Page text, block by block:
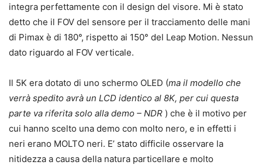
integra perfettamente con il design del visore. Mi è stato
detto che il FOV del sensore per il tracciamento delle mani
di Pimax è di 180°, rispetto ai 150° del Leap Motion. Nessun
dato riguardo al FOV verticale.
Il 5K era dotato di uno schermo OLED (ma il modello che
verrà spedito avrà un LCD identico al 8K, per cui questa
parte va riferita solo alla demo – NDR ) che è il motivo per
cui hanno scelto una demo con molto nero, e in effetti i
neri erano MOLTO neri. E’ stato difficile osservare la
nitidezza a causa della natura particellare e molto